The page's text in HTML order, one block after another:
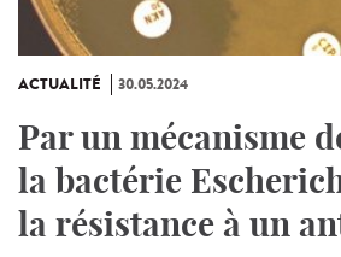
ACTUALITÉ 30.05.2024
Par un mécanisme
la bactérie
la résistance à un